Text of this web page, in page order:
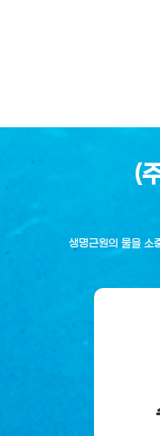
(
생명근원의 물을 소